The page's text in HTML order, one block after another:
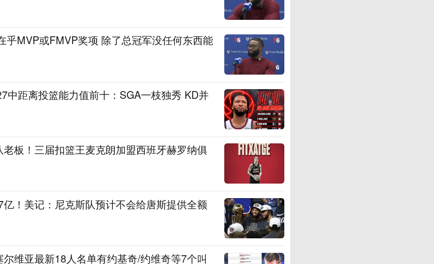
乎MVP或FMVP奖项 除了总冠军没任何东西能
中距离投篮能力值前十：SGA一枝独秀 KD并
板！三届扣篮王麦克朗加盟西班牙赫罗纳俱
！美记：尼克斯队预计不会给唐斯提供全额
维亚最新18人名单有约基奇/约维奇等7个叫